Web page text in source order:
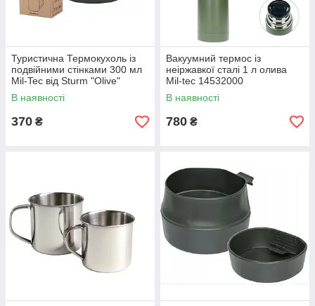
Туристична Термокухоль із
подвійними стінками 300 мл
Mil-Tec від Sturm "Olive"
(14603000) Нержавіюча
сталь
В наявності
370 ₴
Вакуумний термос із
неіржавкої сталі 1 л олива
Mil-tec 14532000
В наявності
780 ₴